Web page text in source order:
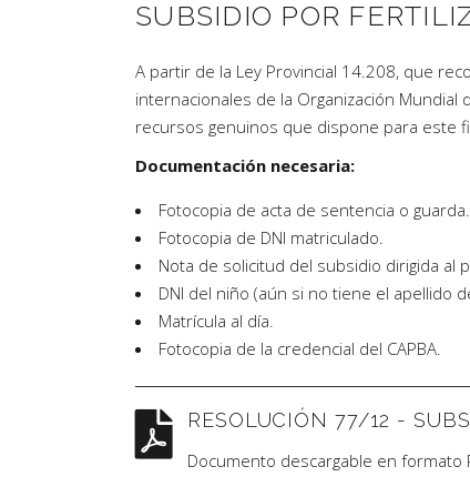
SUBSIDIO POR
A partir de la Ley Provincial 14.208, que
internacionales de la Organización Mundial
recursos genuinos que dispone para este
Documentación necesaria:
Fotocopia de acta de sentencia o guarda.
Fotocopia de DNI matriculado.
Nota de solicitud del subsidio dirigida al
DNI del niño (aún si no tiene el apellido
Matrícula al día.
Fotocopia de la credencial del CAPBA.
RESOLUCIÓN 77/12 -
Documento descargable en formato